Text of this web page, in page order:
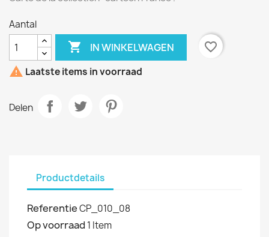
Aantal
 IN WINKELWAGEN
favorite_border
 Laatste items in voorraad
Delen
Productdetails
ReferentieCP_010_08
Op voorraad 1 Item